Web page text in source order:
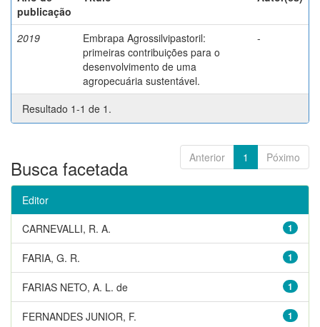
publicação
2019
Embrapa Agrossilvipastoril:
primeiras contribuições para o
desenvolvimento de uma
agropecuária sustentável.
-
Resultado 1-1 de 1.
Anterior 1 Póximo
Busca facetada
Editor
1
CARNEVALLI, R. A.
1
FARIA, G. R.
1
FARIAS NETO, A. L. de
1
FERNANDES JUNIOR, F.